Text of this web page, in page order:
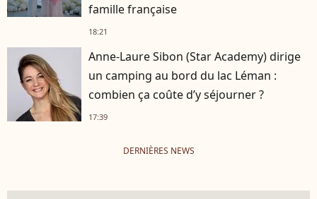
famille française
18:21
Anne-Laure Sibon (Star Academy) dirige
un camping au bord du lac Léman :
combien ça coûte d’y séjourner ?
17:39
DERNIÈRES NEWS